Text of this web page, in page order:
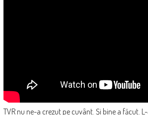
TVR nu ne-a crezut pe cuvânt. Și bine a făcut.